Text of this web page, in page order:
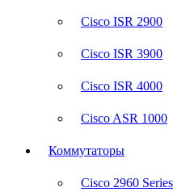
Cisco ISR 2900
Cisco ISR 3900
Cisco ISR 4000
Cisco ASR 1000
Коммутаторы
Cisco 2960 Series